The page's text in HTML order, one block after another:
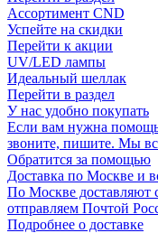
Ассортимент CND
Успейте на скидки
Перейти к акции
UV/LED лампы
Идеальный шеллак
Перейти в раздел
У нас удобно покупать
Если вам нужна
звоните, пишите. Мы
Обратится за помощью
Доставка по Москве и
По Москве доставляют
отправляем Почтой
Подробнее о доставке